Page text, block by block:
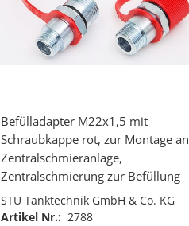
Befülladapter M22x1,5 mit
Schraubkappe rot, zur Montage an
Zentralschmieranlage,
Zentralschmierung zur Befüllung
durch Schnellbefüllpresse FPZ500
mit Stutzen, ID 3255
STU Tanktechnik GmbH & Co. KG
Artikel Nr.: 2788